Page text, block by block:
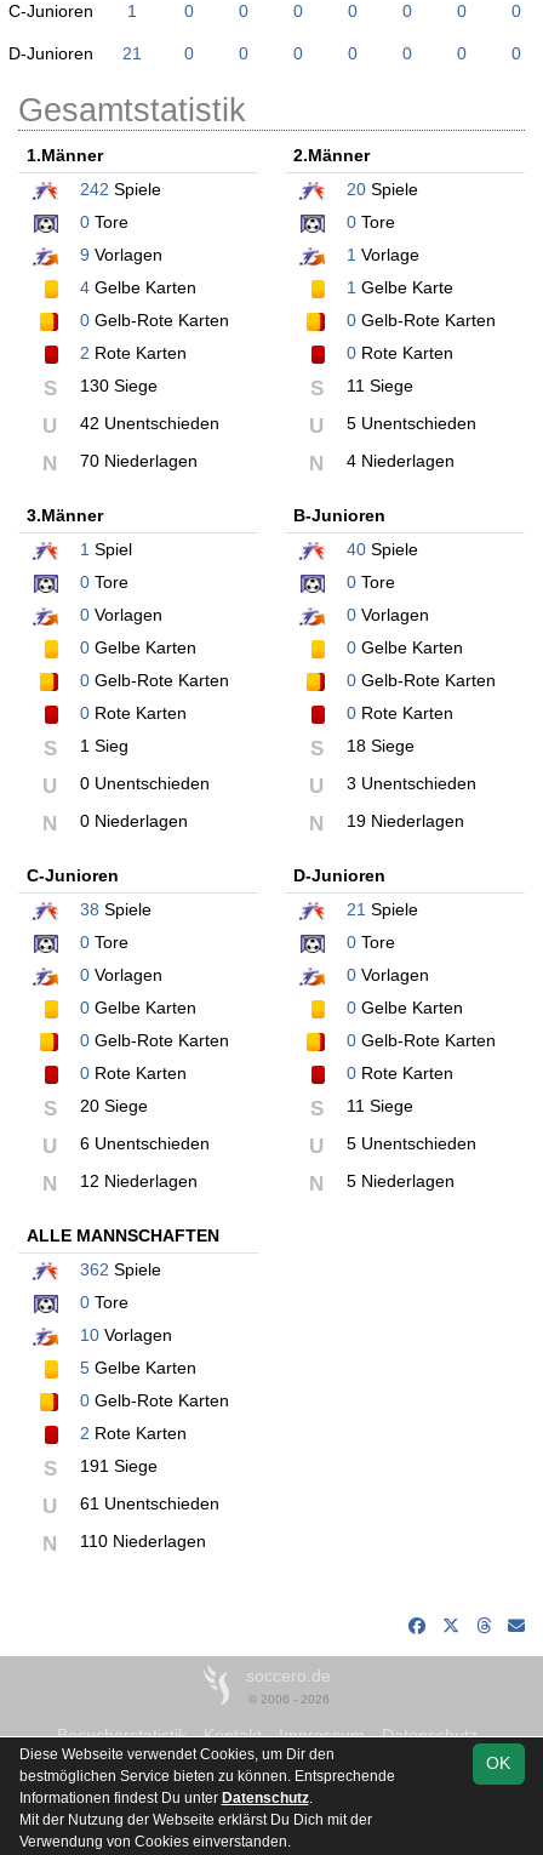
Team
2. Kreisklasse
Süd JSO
Spielplan
C-Junioren
1 0 0 0 0 0 0 0
D-Junioren 21 0 0 0 0 0 0 0
Gesamtstatistik
1.Männer
242 Spiele
0 Tore
9 Vorlagen
4 Gelbe Karten
0 Gelb-Rote Karten
2 Rote Karten
S 130 Siege
U 42 Unentschieden
N 70 Niederlagen
2.Männer
20Spiele
0Tore
1 Vorlage
1 Gelbe Karte
0Gelb-Rote Karten
0Rote Karten
S 11 Siege
U 5 Unentschieden
N 4 Niederlagen
3.Männer
1 Spiel
0 Tore
0 Vorlagen
0 Gelbe Karten
0 Gelb-Rote Karten
0 Rote Karten
S 1 Sieg
U 0 Unentschieden
N 0 Niederlagen
B-Junioren
40Spiele
0Tore
0Vorlagen
0Gelbe Karten
0Gelb-Rote Karten
0Rote Karten
S 18 Siege
U 3 Unentschieden
N 19 Niederlagen
C-Junioren
38 Spiele
0 Tore
0 Vorlagen
0 Gelbe Karten
0 Gelb-Rote Karten
0 Rote Karten
S 20 Siege
U 6 Unentschieden
N 12 Niederlagen
D-Junioren
21 Spiele
0Tore
0Vorlagen
0Gelbe Karten
0Gelb-Rote Karten
0Rote Karten
S 11 Siege
U 5 Unentschieden
N 5 Niederlagen
ALLE MANNSCHAFTEN
362 Spiele
0 Tore
10 Vorlagen
5 Gelbe Karten
0 Gelb-Rote Karten
2 Rote Karten
S 191 Siege
U 61 Unentschieden
N 110 Niederlagen
soccero.de
© 2006 - 2026
Besucherstatistik Kontakt Impressum
Datenschutz
OK
Diese Webseite verwendet Cookies, um Dir den
bestmöglichen Service bieten zu können. Entsprechende
Informationen findest Du unter Datenschutz.
Mit der Nutzung der Webseite erklärst Du Dich mit der
Verwendung von Cookies einverstanden.